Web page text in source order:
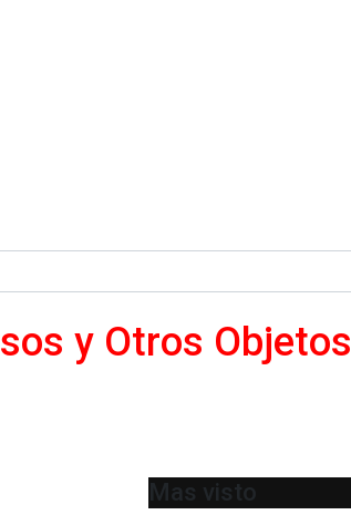
y Otros Objetos
Mas visto